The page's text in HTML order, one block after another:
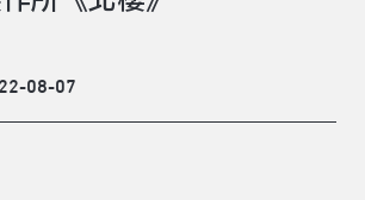
08-07